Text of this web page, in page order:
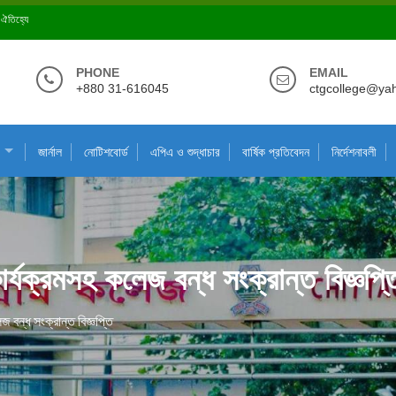
ঐতিহ্যে
PHONE
+880 31-616045
EMAIL
জার্নাল নোটিশবোর্ড এপিএ ও শুদ্ধাচার বার্ষিক প্রতিবেদন নির্দেশনাবলী
কলেজ বন্ধ সংক্রান্ত
বন্ধ সংক্রান্ত বিজ্ঞপ্তি